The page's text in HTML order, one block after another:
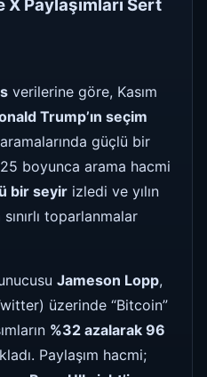
X Paylaşımları Sert
verilerine göre, Kasım
Trump’ın seçim
güçlü bir
boyunca arama hacmi
bir seyir izledi ve yılın
toparlanmalar
Jameson Lopp,
üzerinde “Bitcoin”
%32 azalarak 96
Paylaşım hacmi;